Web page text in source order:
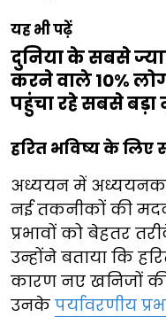
यह भी पढ़ें
दुनिया के सबसे
करने वाले 10%
पहुंचा रहे सबसे
हरित भविष्य के
अध्ययन में
नई तकनीकों की
प्रभावों को बेहतर
उन्होंने बताया कि
कारण नए खनिजों
उनके पर्यावरणीय